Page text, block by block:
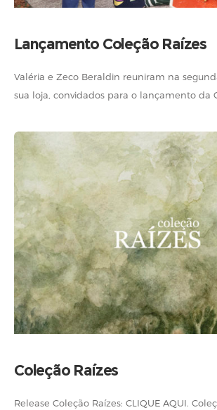
Lançamento Coleção Raízes
Valéria e Zeco Beraldin reuniram na
sua loja, convidados para o lançamento da
Coleção Raízes
Release Coleção Raízes: CLIQUE AQUI.